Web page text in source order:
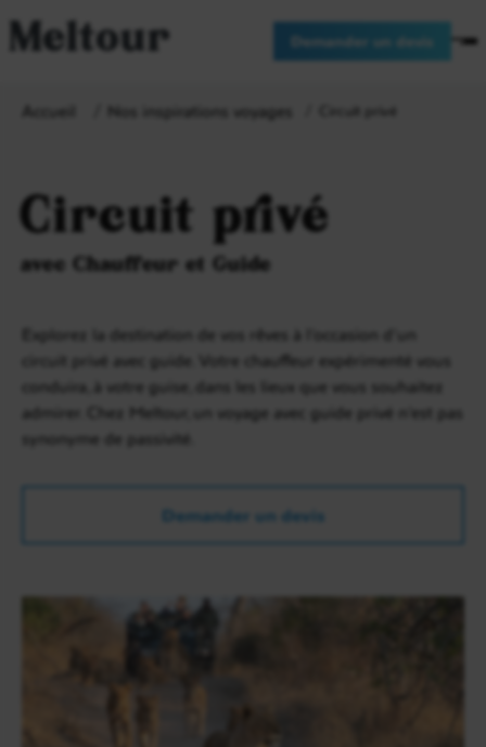
Meltour Demander un devis
Accueil Nos inspirations voyages Circuit privé
Circuit privé
avec Chauffeur et Guide
Explorez la destination de vos rêves à l’occasion d’un
circuit privé avec guide. Votre chauffeur expérimenté vous
conduira, à votre guise, dans les lieux que vous souhaitez
admirer. Chez Meltour, un voyage avec guide privé n’est pas
synonyme de passivité.
Demander un devis